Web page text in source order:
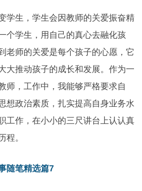
学生，学生会因教师的关爱振奋精
个学生，用自己的真心去融化孩
老师的关爱是每个孩子的心愿，它
大推动孩子的成长和发展。作为一
师，工作中，我能够严格要求自
想政治素质，扎实提高自身业务水
工作，在小小的三尺讲台上认认真
程。
随笔精选篇7